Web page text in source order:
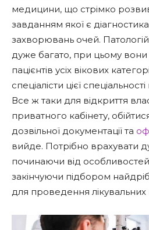
медицини, що стрімко
завданням якої є діагностика
захворювань очей.
дуже багато, при цьому
пацієнтів усіх вікових
спеціалісти цієї
Все ж таки для відкриття
приватного кабінету,
дозвільної документації та
вийде. Потрібно врахувати
починаючи від особливостей
закінчуючи підбором
для проведення